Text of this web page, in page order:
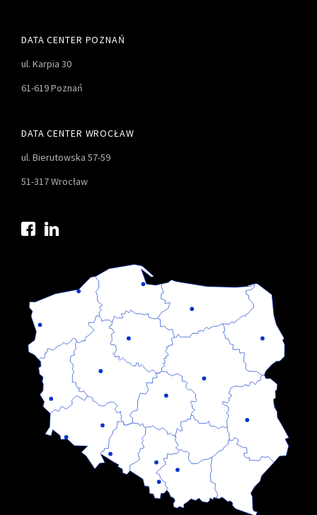
DATA CENTER POZNAŃ
ul. Karpia 30
61-619 Poznań
DATA CENTER WROCŁAW
ul. Bierutowska 57-59
51-317 Wrocław